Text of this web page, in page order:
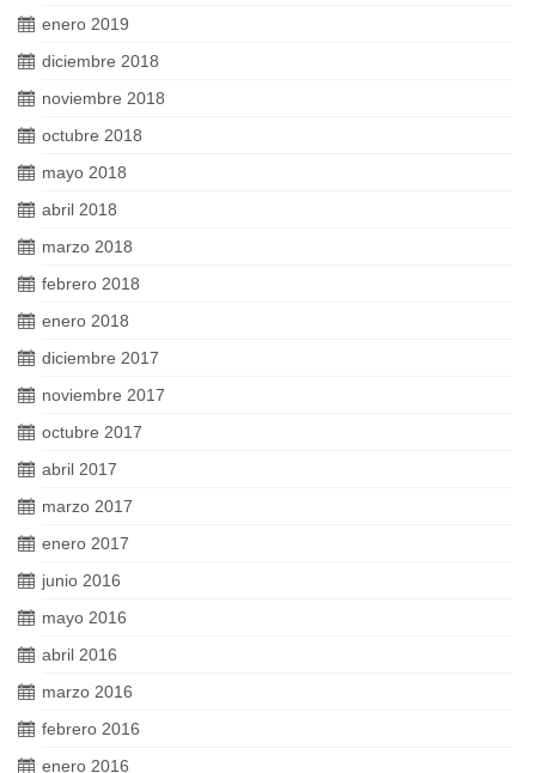
enero 2019
diciembre 2018
noviembre 2018
octubre 2018
mayo 2018
abril 2018
marzo 2018
febrero 2018
enero 2018
diciembre 2017
noviembre 2017
octubre 2017
abril 2017
marzo 2017
enero 2017
junio 2016
mayo 2016
abril 2016
marzo 2016
febrero 2016
enero 2016